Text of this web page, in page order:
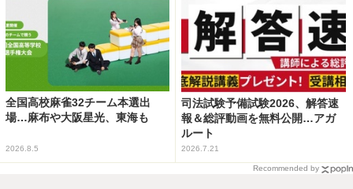
全国高校麻雀32チーム本選出
場…麻布や大阪星光、東海も
2026.8.5
司法試験予備試験2026、解答速
報＆総評動画を無料公開…アガ
ルート
2026.7.21
Recommended by